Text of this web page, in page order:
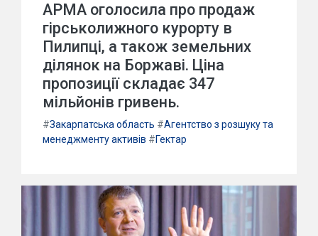
АРМА оголосила про продаж
гірськолижного курорту в
Пилипці, а також земельних
ділянок на Боржаві. Ціна
пропозиції складає 347
мільйонів гривень.
#Закарпатська область #Агентство з розшуку та
менеджменту активів #Гектар